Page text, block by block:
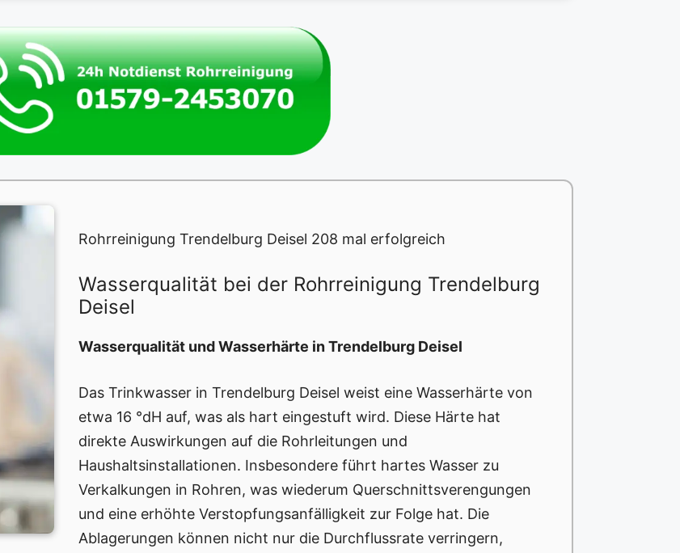
Rohrreinigung Trendelburg Deisel 208 mal erfolgreich
Wasserqualität bei der Rohrreinigung Trendelburg
Deisel
Wasserqualität und Wasserhärte in Trendelburg Deisel
Das Trinkwasser in Trendelburg Deisel weist eine Wasserhärte von
etwa 16 °dH auf, was als hart eingestuft wird. Diese Härte hat
direkte Auswirkungen auf die Rohrleitungen und
Haushaltsinstallationen. Insbesondere führt hartes Wasser zu
Verkalkungen in Rohren, was wiederum Querschnittsverengungen
und eine erhöhte Verstopfungsanfälligkeit zur Folge hat. Die
Ablagerungen können nicht nur die Durchflussrate verringern,